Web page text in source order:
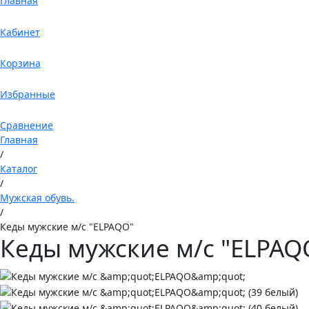
Кабинет
Корзина
Избранные
Сравнение
Главная
/
Каталог
/
Мужская обувь.
/
Кеды мужские м/с "ELPAQO"
Кеды мужские м/с